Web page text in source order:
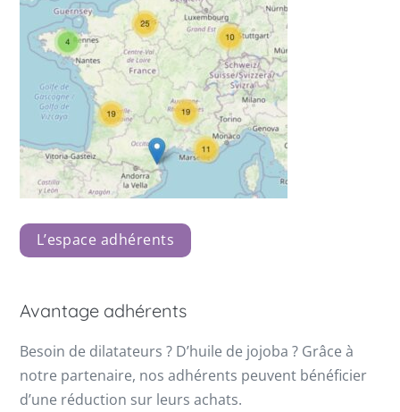
L’espace adhérents
Avantage adhérents
Besoin de dilatateurs ? D’huile de jojoba ? Grâce à
notre partenaire, nos adhérents peuvent bénéficier
d’une réduction sur leurs achats.